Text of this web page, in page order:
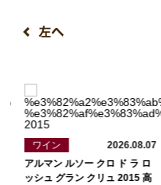
ワイン
2026.08.07
アルマン ルソー クロ ド ラ ロ
ッシュ グラン クリュ 2015 高